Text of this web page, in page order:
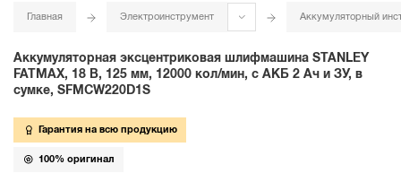
Главная Электроинструмент Аккумуляторный
Аккумуляторная эксцентриковая шлифмашина STANLEY
FATMAX, 18 В, 125 мм, 12000 кол/мин, с АКБ 2 Ач и ЗУ, в
сумке, SFMCW220D1S
Гарантия на всю продукцию
100% оригинал